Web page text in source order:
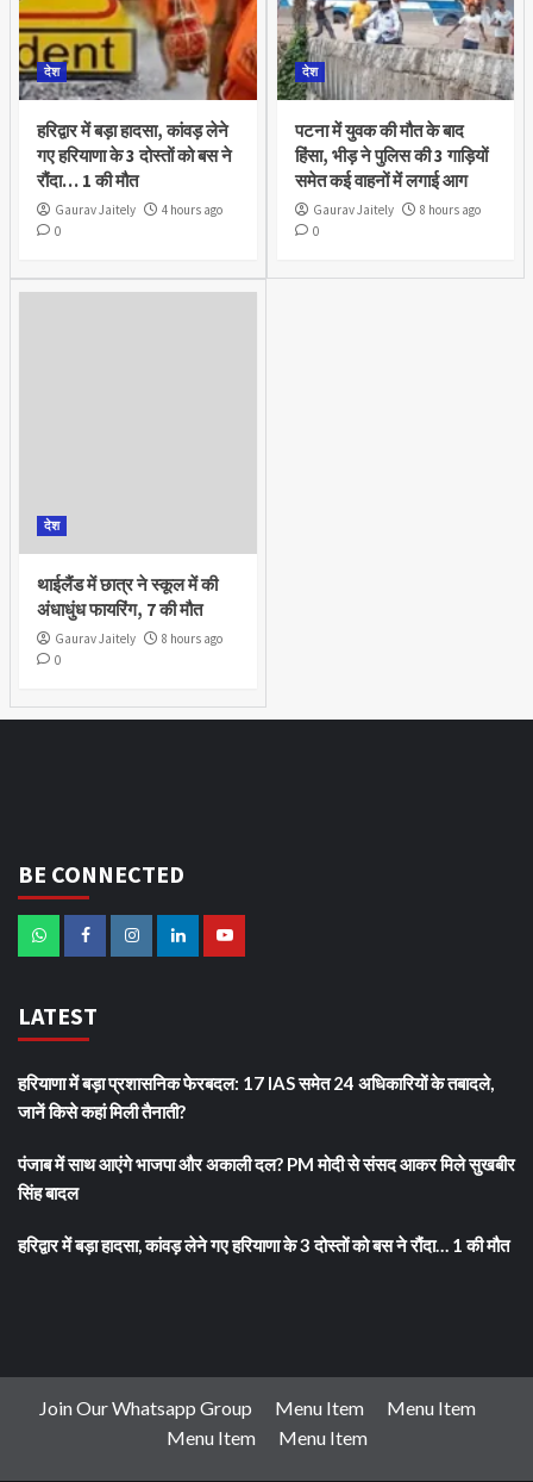
देश
हरिद्वार में बड़ा हादसा, कांवड़ लेने
गए हरियाणा के 3 दोस्तों को बस ने
रौंदा… 1 की मौत
Gaurav Jaitely
4 hours ago
0
देश
पटना में युवक की मौत के बाद
हिंसा, भीड़ ने पुलिस की 3 गाड़ियों
समेत कई वाहनों में लगाई आग
Gaurav Jaitely
8 hours ago
0
देश
थाईलैंड में छात्र ने स्कूल में की
अंधाधुंध फायरिंग, 7 की मौत
Gaurav Jaitely
8 hours ago
0
BE CONNECTED
LATEST
हरियाणा में बड़ा प्रशासनिक फेरबदल: 17 IAS समेत 24 अधिकारियों के तबादले,
जानें किसे कहां मिली तैनाती?
पंजाब में साथ आएंगे भाजपा और अकाली दल? PM मोदी से संसद आकर मिले सुखबीर
सिंह बादल
हरिद्वार में बड़ा हादसा, कांवड़ लेने गए हरियाणा के 3 दोस्तों को बस ने रौंदा… 1 की मौत
Join Our Whatsapp Group Menu Item
Menu Item
Menu Item
Menu Item